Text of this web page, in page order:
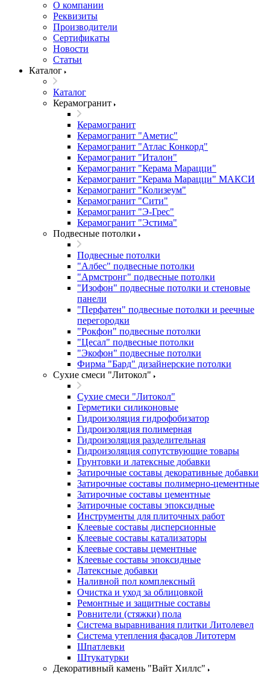
О компании
Реквизиты
Производители
Сертификаты
Новости
Статьи
Каталог
Каталог
Керамогранит
Керамогранит
Керамогранит "Аметис"
Керамогранит "Атлас Конкорд"
Керамогранит "Италон"
Керамогранит "Керама Марацци"
Керамогранит "Керама Марацци" МАКСИ
Керамогранит "Колизеум"
Керамогранит "Сити"
Керамогранит "Э-Грес"
Керамогранит "Эстима"
Подвесные потолки
Подвесные потолки
"Албес" подвесные потолки
"Армстронг" подвесные потолки
"Изофон" подвесные потолки и стеновые
панели
"Перфатен" подвесные потолки и реечные
перегородки
"Рокфон" подвесные потолки
"Цесал" подвесные потолки
"Экофон" подвесные потолки
Фирма "Бард" дизайнерские потолки
Сухие смеси "Литокол"
Сухие смеси "Литокол"
Герметики силиконовые
Гидроизоляция гидрофобизатор
Гидроизоляция полимерная
Гидроизоляция разделительная
Гидроизоляция сопутствующие товары
Грунтовки и латексные добавки
Затирочные составы декоративные добавки
Затирочные составы полимерно-цементные
Затирочные составы цементные
Затирочные составы эпоксидные
Инструменты для плиточных работ
Клеевые составы дисперсионные
Клеевые составы катализаторы
Клеевые составы цементные
Клеевые составы эпоксидные
Латексные добавки
Наливной пол комплексный
Очистка и уход за облицовкой
Ремонтные и защитные составы
Ровнители (стяжки) пола
Система выравнивания плитки Литолевел
Система утепления фасадов Литотерм
Шпатлевки
Штукатурки
Декоративный камень "Вайт Хиллс"